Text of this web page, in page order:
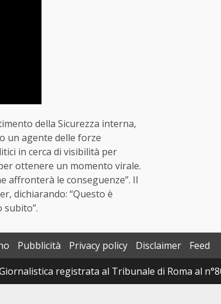
della Sicurezza interna,
un agente delle forze
in cerca di visibilità per
ottenere un momento virale.
affronterà le conseguenze”. Il
dichiarando: “Questo è
subito”.
Pubblicità Privacy policy Disclaimer
Feed
registrata al Tribunale di Roma al